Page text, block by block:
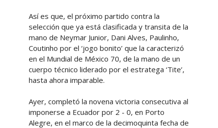
Así es que, el próximo partido contra la
selección que ya está clasificada y transita de la
mano de Neymar Junior, Dani Alves, Paulinho,
Coutinho por el ‘jogo bonito’ que la caracterizó
en el Mundial de México 70, de la mano de un
cuerpo técnico liderado por el estratega ‘Tite’,
hasta ahora imparable.
Ayer, completó la novena victoria consecutiva al
imponerse a Ecuador por 2 - 0, en Porto
Alegre, en el marco de la decimoquinta fecha de